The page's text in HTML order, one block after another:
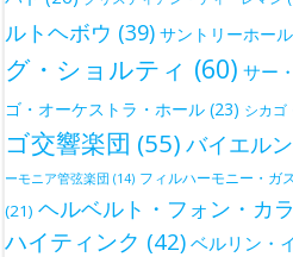
ルトヘボウ (39) サントリーホール
グ・ショルティ (60) サー
ゴ・オーケストラ・ホール (23) シカゴ
ゴ交響楽団 (55) バイエル
ーモニア管弦楽団 (14) フィルハーモニー・ガ
(21) ヘルベルト・フォン・カ
ハイティンク (42) ベルリン・